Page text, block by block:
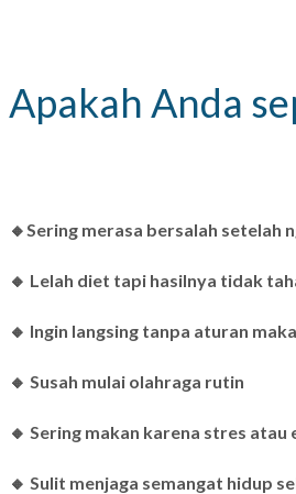
Apakah Anda
🔸Sering merasa bersalah setelah
🔸 Lelah diet tapi hasilnya tidak
🔸 Ingin langsing tanpa aturan
🔸 Susah mulai olahraga rutin
🔸 Sering makan karena stres atau
🔸 Sulit menjaga semangat hidup